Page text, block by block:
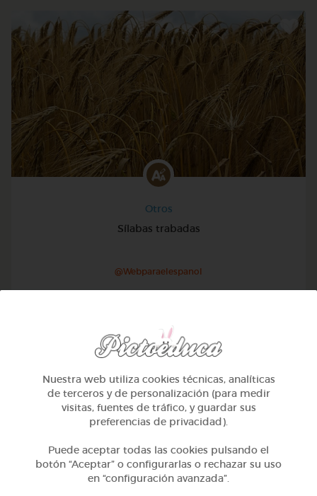
Otros
Sílabas trabadas
@Webparaelespanol
Nuestra web utiliza cookies técnicas, analíticas
de terceros y de personalización (para medir
visitas, fuentes de tráfico, y guardar sus
preferencias de privacidad).
Puede aceptar todas las cookies pulsando el
botón “Aceptar” o configurarlas o rechazar su uso
en “configuración avanzada”.